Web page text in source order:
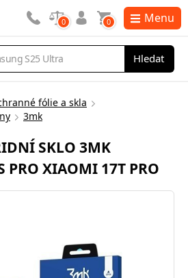
Hledat
0 0 Menu
fólie a skla
3mk
SKLO 3MK
PRO XIAOMI 17T PRO